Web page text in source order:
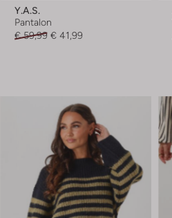
Y.a.s.
Pantalon
€ 59,99 € 41,99